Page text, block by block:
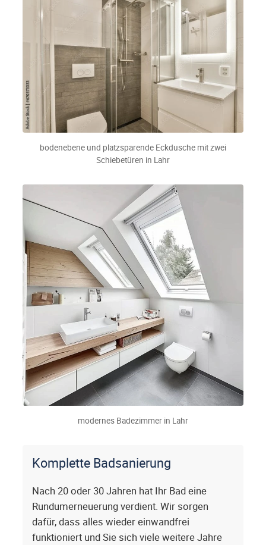
bodenebene und platzsparende Eckdusche mit zwei
Schiebetüren in Lahr
modernes Badezimmer in Lahr
Komplette Badsanierung
Nach 20 oder 30 Jahren hat Ihr Bad eine
Rundumerneuerung verdient. Wir sorgen
dafür, dass alles wieder einwandfrei
funktioniert und Sie sich viele weitere Jahre